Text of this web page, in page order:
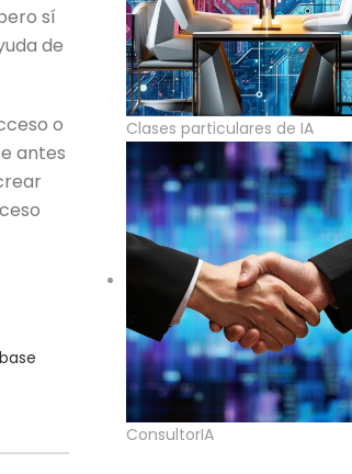
sí
de
o
antes
Clases particulares de IA
ConsultorIA